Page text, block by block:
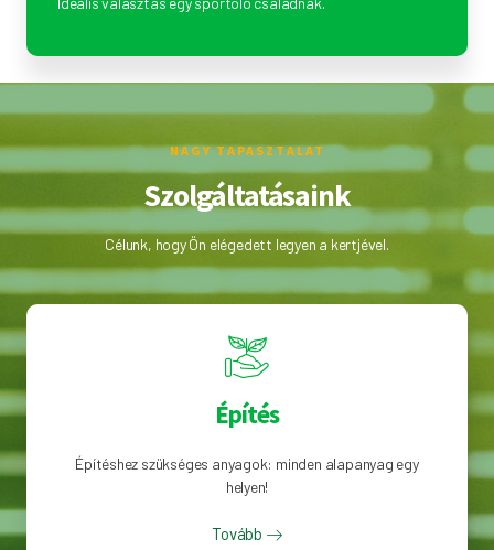
NAGY TAPASZTALAT
Szolgáltatásaink
Célunk, hogy Ön elégedett legyen a kertjével.
Építés
Építéshez szükséges anyagok: minden alapanyag egy
helyen!
Tovább